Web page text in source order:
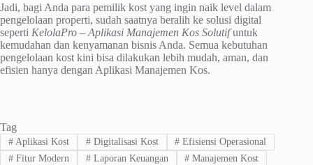
Jadi, bagi Anda para pemilik kost yang ingin naik level dalam
pengelolaan properti, sudah saatnya beralih ke solusi digital
seperti KelolaPro – Aplikasi Manajemen Kos Solutifuntuk
kemudahan dan kenyamanan bisnis Anda. Semua kebutuhan
pengelolaan kost kini bisa dilakukan lebih mudah, aman, dan
efisien hanya dengan Aplikasi Manajemen Kos.
Tag
#Aplikasi Kost #Digitalisasi Kost # Efisiensi Operasional
#Fitur Modern #Laporan Keuangan # Manajemen Kost